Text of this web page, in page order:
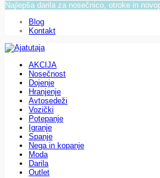
Najlepša darila za nosečnico, otroke in
Blog
Kontakt
AKCIJA
Nosečnost
Dojenje
Hranjenje
Avtosedeži
Vozički
Potepanje
Igranje
Spanje
Nega in kopanje
Moda
Darila
Outlet